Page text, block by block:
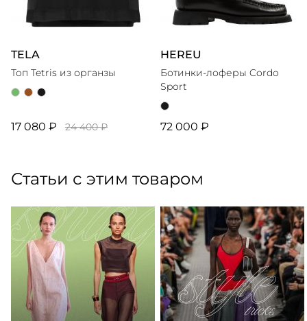
TELA
Топ Tetris из органзы
17 080 ₽ 24 400 ₽
HEREU
Ботинки-лоферы Cordo
Sport
72 000 ₽
Статьи с этим товаром